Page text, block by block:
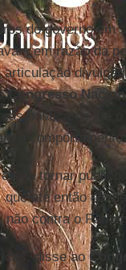
do governo em
, em razão da
Congresso
políticas e até
o comportamento
tornar público
até então ele
contra o
disse ao